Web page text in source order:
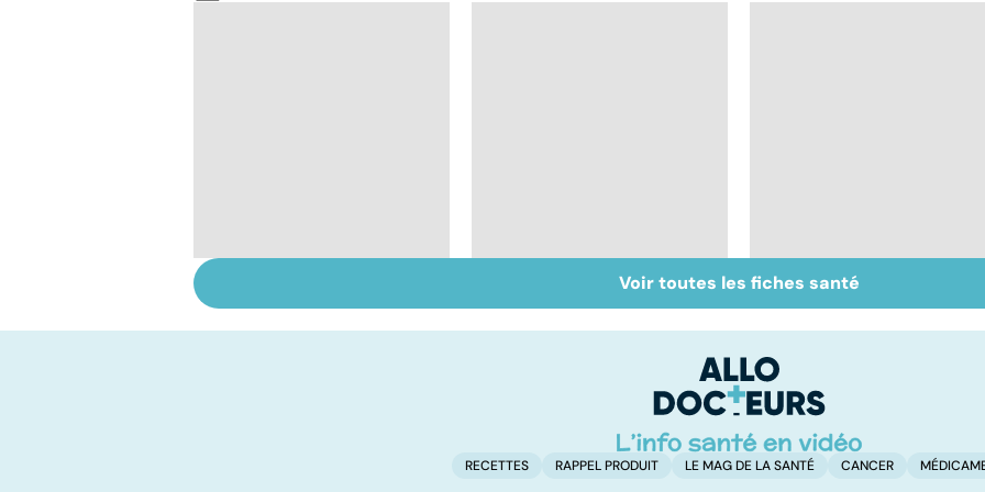
d'or pour notre
Centenaires, des
exemples de
Les aidants familiaux
aussi ont besoin
Voir toutes les fiches santé
RECETTES RAPPEL PRODUIT LE MAG DE LA SANTÉ CANCER